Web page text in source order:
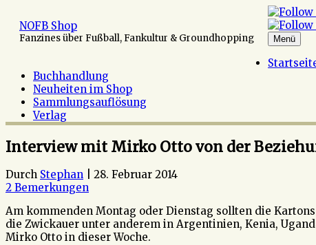
Inhalt
springen
NOFB Shop
Fanzines über Fußball, Fankultur & Groundhopping Menü
Buchhandlung
Neuheiten im Shop
Sammlungsauflösung
Verlag
Interview mit Mirko Otto von der
Durch Stephan
28. Februar 2014
2 Bemerkungen
Am kommenden Montag oder Dienstag sollten die
die Zwickauer unter anderem in Argentinien, Kenia,
Mirko Otto in dieser Woche.